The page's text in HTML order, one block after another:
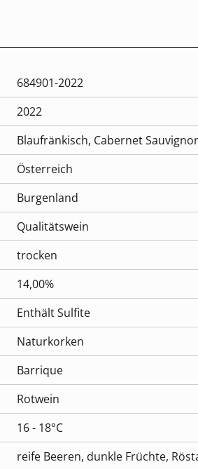
684901-2022
Barrique
Rotwein
Enthält Sulfite
16 - 18°C
Österreich
Burgenland
Blaufränkisch, Cabernet
2022
trocken
14,00%
Qualitätswein
reife Beeren, dunkle Früchte,
Naturkorken